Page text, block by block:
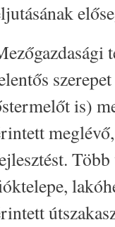
is)